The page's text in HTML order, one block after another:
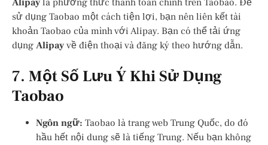
Alipay là phương thức thanh toán chính trên Taobao. Để
sử dụng Taobao một cách tiện lợi, bạn nên liên kết tài
khoản Taobao của mình với Alipay. Bạn có thể tải ứng
dụng Alipay về điện thoại và đăng ký theo hướng dẫn.
7. Một Số Lưu Ý Khi Sử Dụng
Taobao
Ngôn ngữ: Taobao là trang web Trung Quốc, do đó
hầu hết nội dung sẽ là tiếng Trung. Nếu bạn không